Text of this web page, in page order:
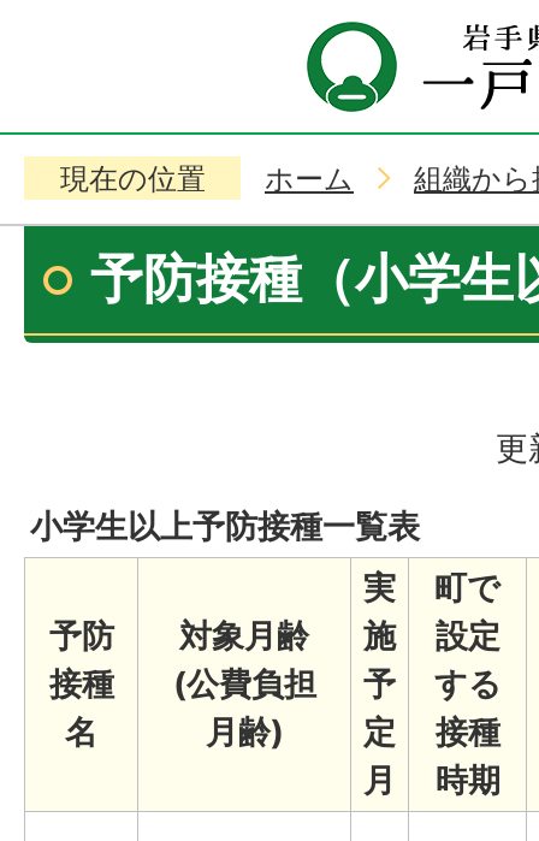
現在の位置 ホーム 組織か
予防接種（小学生
更
小学生以上予防接種一覧表
予防
接種
名
対象月齢
(公費負担
月齢)
実
施
予
定
月
町で
設定
する
接種
時期